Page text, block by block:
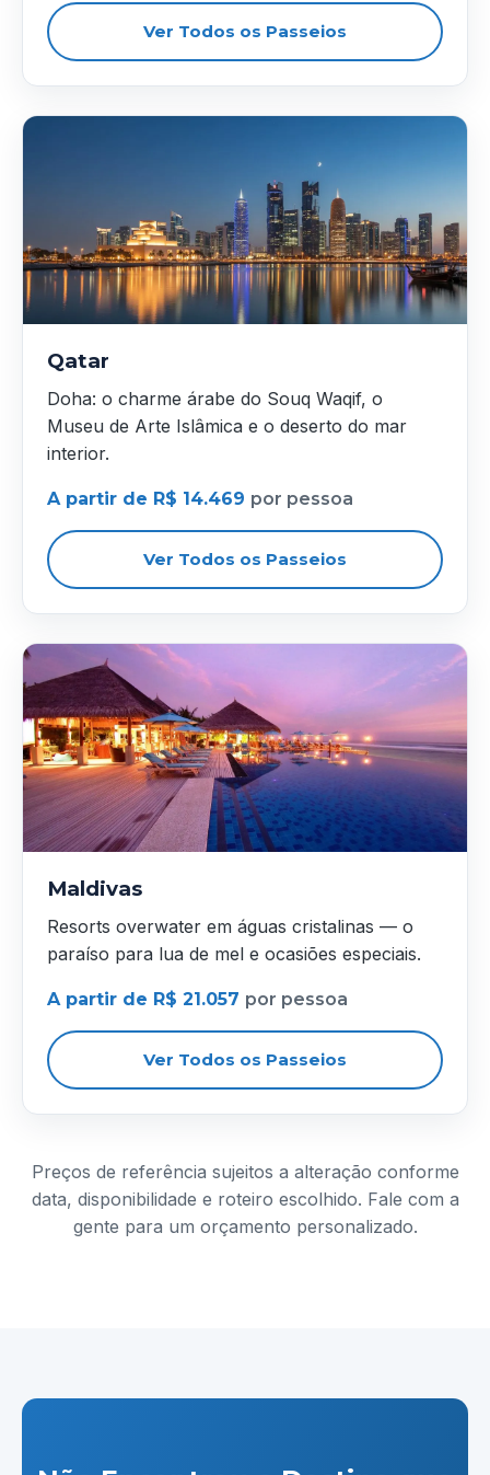
Ver Todos os Passeios
Qatar
Doha: o charme árabe do Souq Waqif, o
Museu de Arte Islâmica e o deserto do mar
interior.
A partir de R$ 14.469 por pessoa
Ver Todos os Passeios
Maldivas
Resorts overwater em águas cristalinas — o
paraíso para lua de mel e ocasiões especiais.
A partir de R$ 21.057 por pessoa
Ver Todos os Passeios
Preços de referência sujeitos a alteração conforme
data, disponibilidade e roteiro escolhido. Fale com a
gente para um orçamento personalizado.